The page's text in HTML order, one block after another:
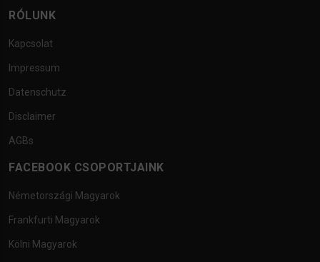
RÓLUNK
Kapcsolat
Impressum
Datenschutz
Disclaimer
AGBs
FACEBOOK CSOPORTJAINK
Németországi Magyarok
Frankfurti Magyarok
Kölni Magyarok